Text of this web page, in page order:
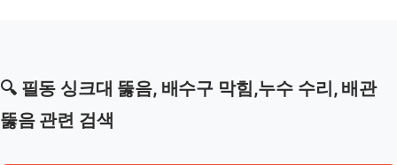
🔍 필동 싱크대 뚫음, 배수구 막힘,누수 수리, 배관
뚫음 관련 검색